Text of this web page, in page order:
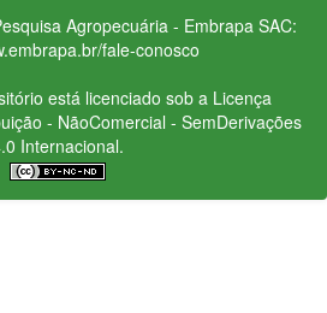
Agropecuária - Embrapa SAC:
fale-conosco
está licenciado sob a Licença
- NãoComercial - SemDerivações
Internacional.